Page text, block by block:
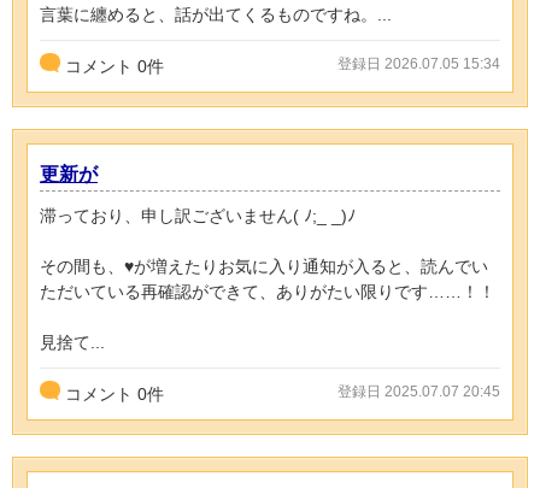
言葉に纏めると、話が出てくるものですね。...
コメント 0件 登録日 2026.07.05 15:34
更新が
滞っており、申し訳ございません( ﾉ;_ _)ﾉ
その間も、♥️が増えたりお気に入り通知が入ると、読んでい
ただいている再確認ができて、ありがたい限りです……！！
見捨て...
コメント 0件 登録日 2025.07.07 20:45